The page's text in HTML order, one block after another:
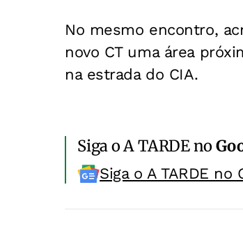
No mesmo encontro,
novo CT uma área
na estrada do CIA.
Siga o A TARDE no
Siga o A TARDE no